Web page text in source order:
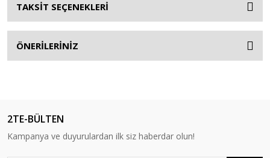
TAKSİT SEÇENEKLERİ
ÖNERİLERİNİZ
2TE-BÜLTEN
Kampanya ve duyurulardan ilk siz haberdar olun!